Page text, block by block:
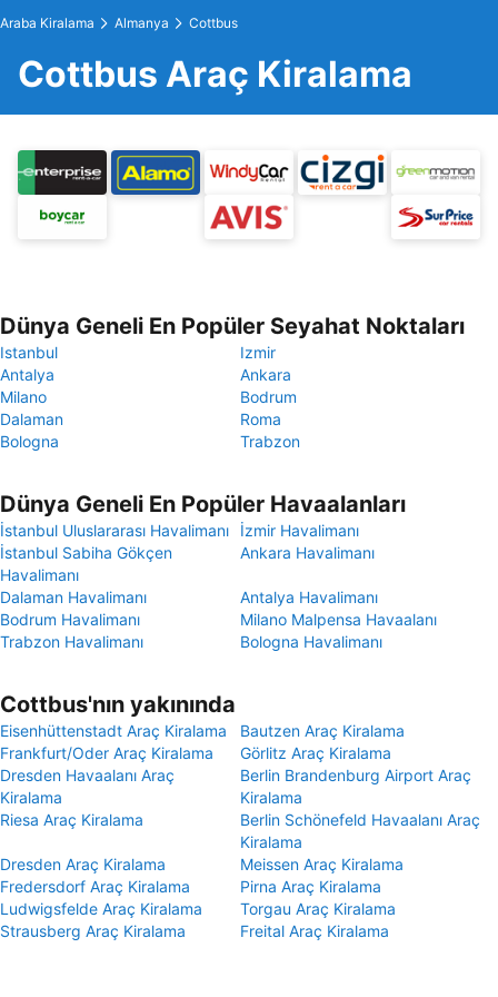
Araba Kiralama Almanya Cottbus
Cottbus Araç Kiralama
Dünya Geneli En Popüler Seyahat Noktaları
Istanbul
Izmir
Antalya
Ankara
Milano
Bodrum
Dalaman
Roma
Bologna
Trabzon
Dünya Geneli En Popüler Havaalanları
İstanbul Uluslararası Havalimanı
İzmir Havalimanı
İstanbul Sabiha Gökçen
Havalimanı
Ankara Havalimanı
Dalaman Havalimanı
Antalya Havalimanı
Bodrum Havalimanı
Milano Malpensa Havaalanı
Trabzon Havalimanı
Bologna Havalimanı
Cottbus'nın yakınında
Eisenhüttenstadt Araç Kiralama
Bautzen Araç Kiralama
Frankfurt/Oder Araç Kiralama
Görlitz Araç Kiralama
Dresden Havaalanı Araç
Kiralama
Berlin Brandenburg Airport Araç
Kiralama
Riesa Araç Kiralama
Berlin Schönefeld Havaalanı Araç
Kiralama
Dresden Araç Kiralama
Meissen Araç Kiralama
Fredersdorf Araç Kiralama
Pirna Araç Kiralama
Ludwigsfelde Araç Kiralama
Torgau Araç Kiralama
Strausberg Araç Kiralama
Freital Araç Kiralama